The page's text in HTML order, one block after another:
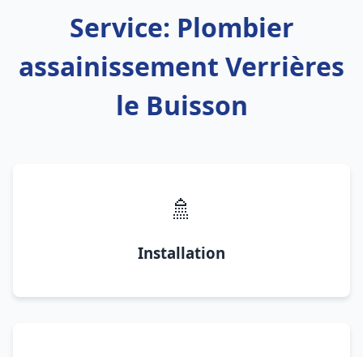
Service: Plombier
assainissement Verrières
le Buisson
🚿
Installation